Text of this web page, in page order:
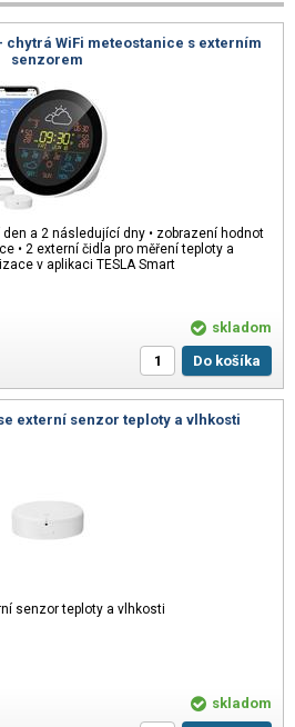
chytrá WiFi meteostanice s externím
senzorem
a 2 následující dny • zobrazení hodnot
• 2 externí čidla pro měření teploty a
v aplikaci TESLA Smart
skladom
Do košíka
externí senzor teploty a vlhkosti
senzor teploty a vlhkosti
skladom